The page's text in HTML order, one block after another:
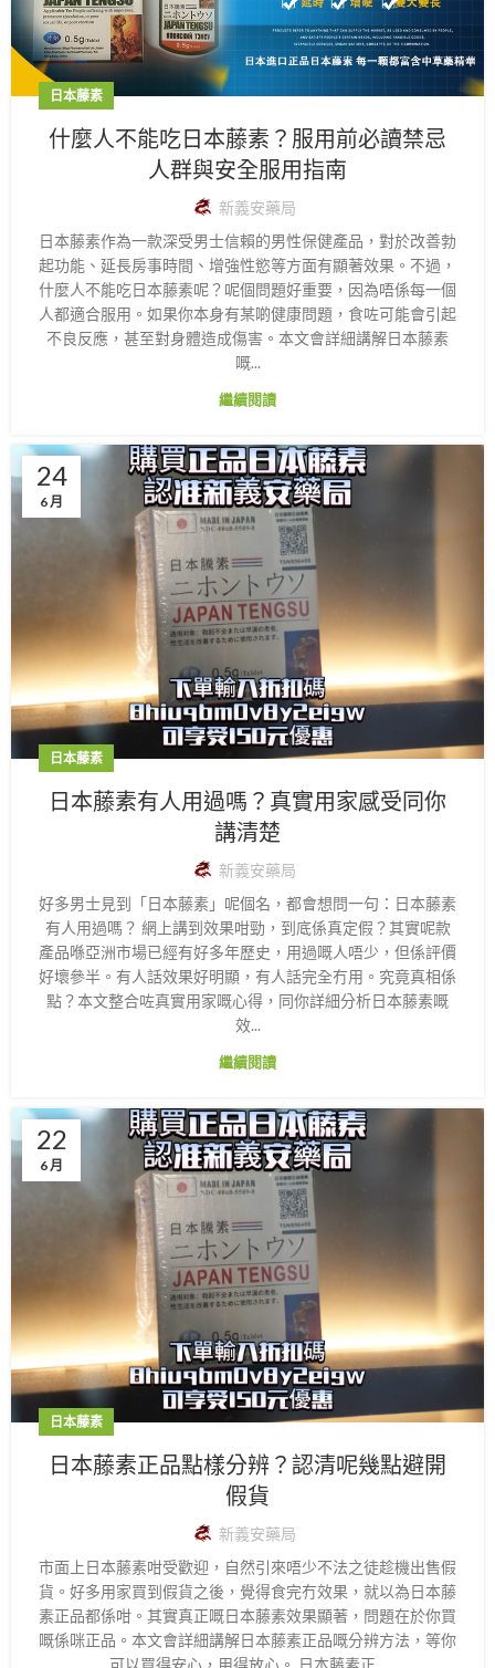
日本藤素
什麼人不能吃日本藤素？服用前必讀禁忌
人群與安全服用指南
新義安藥局
日本藤素作為一款深受男士信賴的男性保健產品，對於改善勃
起功能、延長房事時間、增強性慾等方面有顯著效果。不過，
什麼人不能吃日本藤素呢？呢個問題好重要，因為唔係每一個
人都適合服用。如果你本身有某啲健康問題，食咗可能會引起
不良反應，甚至對身體造成傷害。本文會詳細講解日本藤素
嘅...
繼續閱讀
24
6 月
日本藤素
日本藤素有人用過嗎？真實用家感受同你
講清楚
新義安藥局
好多男士見到「日本藤素」呢個名，都會想問一句：日本藤素
有人用過嗎？ 網上講到效果咁勁，到底係真定假？其實呢款
產品喺亞洲市場已經有好多年歷史，用過嘅人唔少，但係評價
好壞參半。有人話效果好明顯，有人話完全冇用。究竟真相係
點？本文整合咗真實用家嘅心得，同你詳細分析日本藤素嘅
效...
繼續閱讀
22
6 月
日本藤素
日本藤素正品點樣分辨？認清呢幾點避開
假貨
新義安藥局
市面上日本藤素咁受歡迎，自然引來唔少不法之徒趁機出售假
貨。好多用家買到假貨之後，覺得食完冇效果，就以為日本藤
素正品都係咁。其實真正嘅日本藤素效果顯著，問題在於你買
嘅係咪正品。本文會詳細講解日本藤素正品嘅分辨方法，等你
可以買得安心，用得放心。 日本藤素正...